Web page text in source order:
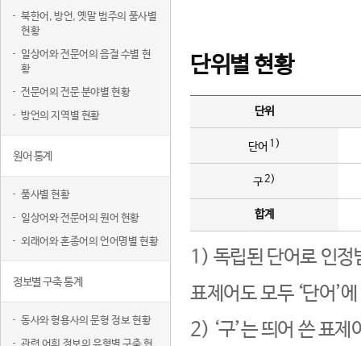
북한어, 방언, 옛말 범주의 품사별
현황
일상어와 전문어의 음절 수별 현
황
전문어의 전문 분야별 현황
방언의 지역별 현황
원어 통계
품사별 현황
일상어와 전문어의 원어 현황
외래어와 혼종어의 언어명별 현황
정보별 구축 통계
동사와 형용사의 문형 정보 현황
단위별 현황
단위
단어 1)
구2)
합계
1) 독립된 단어로 인정
표제어도 모두 ‘단어’
2) ‘구’는 띄어 쓴 표